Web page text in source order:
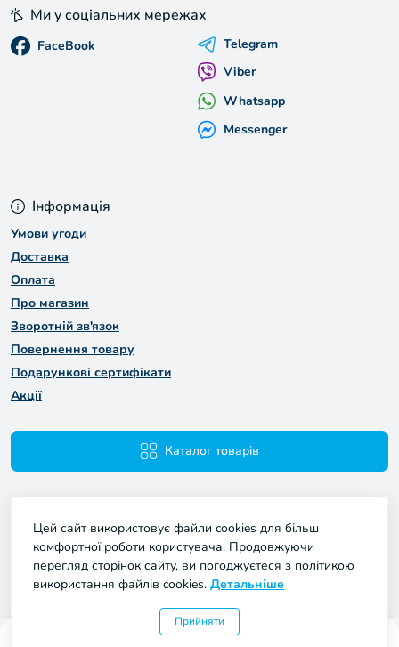
0
Інформація
Умови угоди
Доставка
Оплата
Про магазин
Зворотній зв'язок
Повернення товару
Подарункові сертифікати
Акції
Каталог товарів
Ми у соціальних мережах
FaceBook
Telegram
Viber
Whatsapp
Messenger
Мій Проект © 2026
Цей сайт використовує файли cookies для більш
комфортної роботи користувача. Продовжуючи
перегляд сторінок сайту, ви погоджуєтеся з політикою
використання файлів cookies. Детальніше
Прийняти